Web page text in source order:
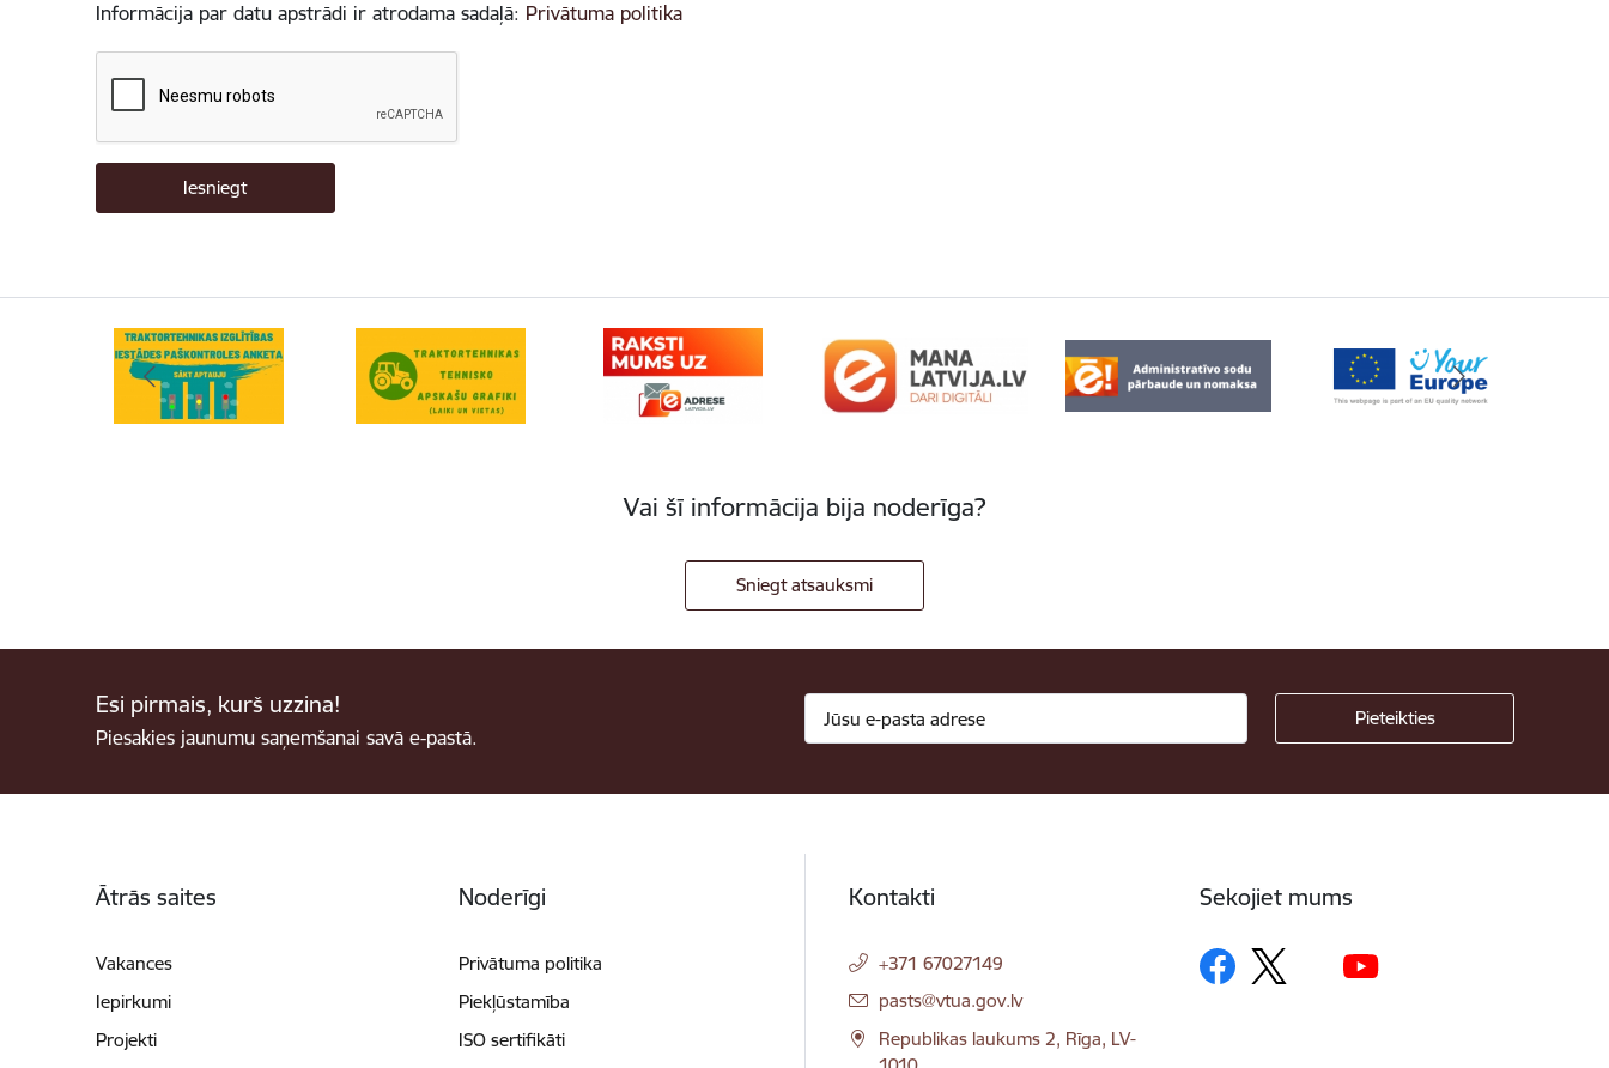
Informācija par datu apstrādi ir atrodama sadaļā: Privātuma politika
Vai šī informācija bija noderīga?
Sniegt atsauksmi
Esi pirmais, kurš uzzina!
Piesakies jaunumu saņemšanai savā e-pastā.
Ātrās saites
Vakances
Iepirkumi
Projekti
Noderīgi
Privātuma politika
Piekļūstamība
ISO sertifikāti
Kontakti
+371 67027149
E-pasts:
pasts@vtua.gov.lv
Republikas laukums 2, Rīga, LV-
Sekojiet mums